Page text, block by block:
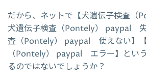
だから、ネットで【犬遺伝子検査（
犬遺伝子検査（Pontely） paypal
査（Pontely） paypal 使えない】
（Pontely） paypal エラー】とい
るのではないでしょうか？